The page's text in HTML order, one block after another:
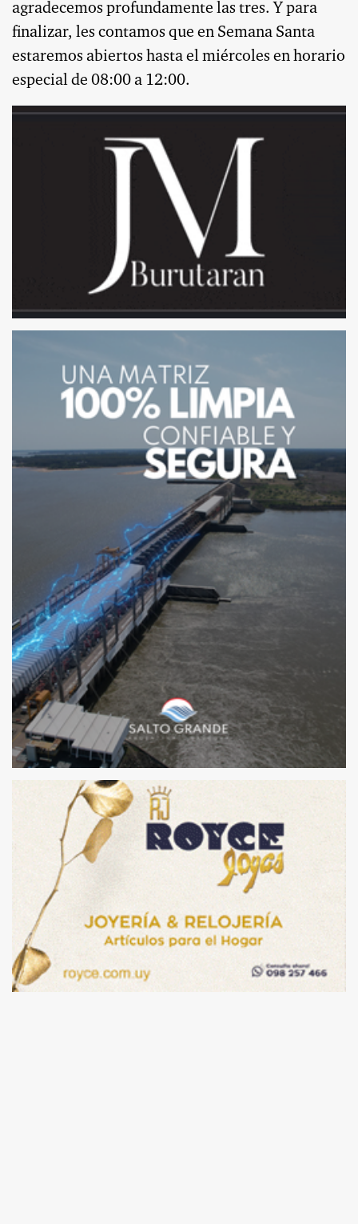
agradecemos profundamente las tres. Y para
finalizar, les contamos que en Semana Santa
estaremos abiertos hasta el miércoles en horario
especial de 08:00 a 12:00.